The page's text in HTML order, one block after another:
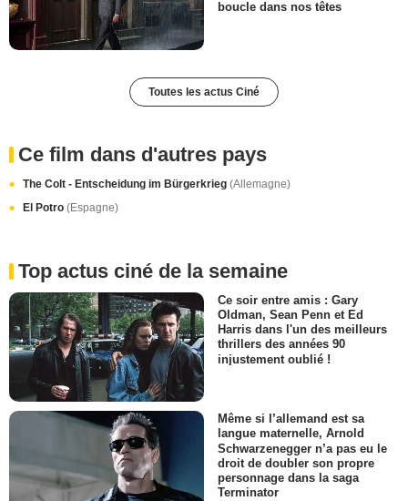
boucle dans nos têtes
Toutes les actus Ciné
Ce film dans d'autres pays
The Colt - Entscheidung im Bürgerkrieg (Allemagne)
El Potro (Espagne)
Top actus ciné de la semaine
Ce soir entre amis : Gary
Oldman, Sean Penn et Ed
Harris dans l'un des meilleurs
thrillers des années 90
injustement oublié !
Même si l’allemand est sa
langue maternelle, Arnold
Schwarzenegger n’a pas eu le
droit de doubler son propre
personnage dans la saga
Terminator